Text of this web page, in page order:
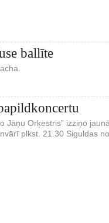
ballīte
Jāņu Orķestris” izziņo
plkst. 21.30 Siguldas